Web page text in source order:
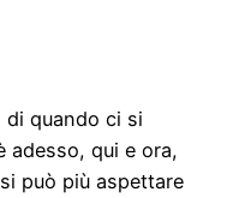
di quando ci si
adesso, qui e ora,
può più aspettare